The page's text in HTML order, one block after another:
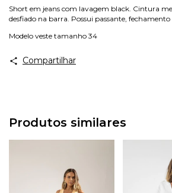
Short em jeans com lavagem black. Cintura
desfiado na barra. Possui passante,
Modelo veste tamanho 34
Compartilhar
Produtos similares